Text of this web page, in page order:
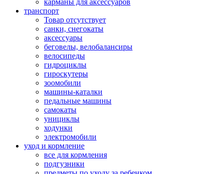
карманы для аксеcсуаров
транспорт
Товар отсутствует
санки, снегокаты
аксессуары
беговелы, велобалансиры
велосипеды
гидроциклы
гироскутеры
зоомобили
машины-каталки
педальные машины
самокаты
унициклы
ходунки
электромобили
уход и кормление
все для кормления
подгузники